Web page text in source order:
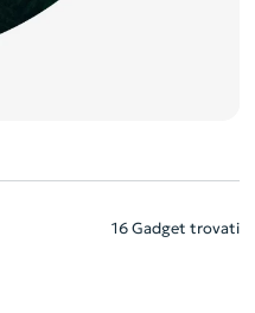
16 Gadget trovati